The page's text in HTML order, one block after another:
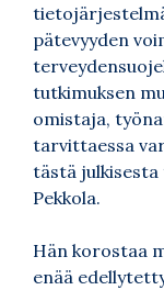
pätevyyden
tutkimuksen
omistaja,
tarvittaessa
tästä
Pekkola.
Hän korostaa
enää